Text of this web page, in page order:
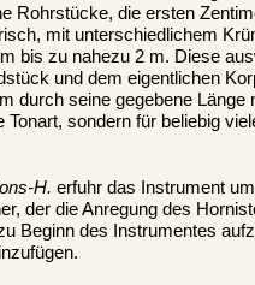
Rohrstücke, die ersten
mit unterschiedlichem
bis zu nahezu 2 m. Diese
und dem eigentlichen
durch seine gegebene
sondern für beliebig
H. erfuhr das Instrument
der die Anregung des
Beginn des Instrumentes